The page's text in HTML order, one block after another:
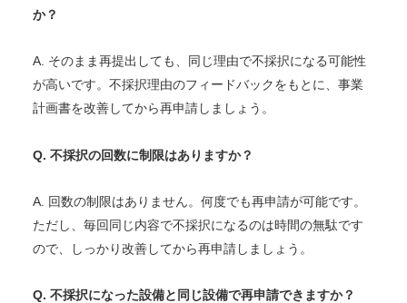
か？
A. そのまま再提出しても、同じ理由で不採択になる可能性
が高いです。不採択理由のフィードバックをもとに、事業
計画書を改善してから再申請しましょう。
Q. 不採択の回数に制限はありますか？
A. 回数の制限はありません。何度でも再申請が可能です。
ただし、毎回同じ内容で不採択になるのは時間の無駄です
ので、しっかり改善してから再申請しましょう。
Q. 不採択になった設備と同じ設備で再申請できますか？